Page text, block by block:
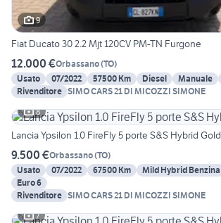
9
Fiat Ducato 30 2.2 Mjt 120CV PM-TN Furgone
12.000 €Orbassano(TO)
Usato
07/2022 57500 Km Diesel Manuale
Rivenditore SIMO CARS 21 DI MICOZZI SIMONE
8
Lancia Ypsilon 1.0 FireFly 5 porte S&S Hybrid Gold
9.500 €Orbassano(TO)
Usato
07/2022 67500 Km Mild Hybrid Benzina
Euro 6
Rivenditore SIMO CARS 21 DI MICOZZI SIMONE
7